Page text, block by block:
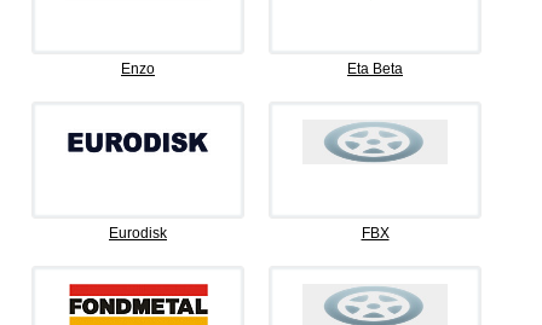
Enzo Eta Beta
Eurodisk FBX